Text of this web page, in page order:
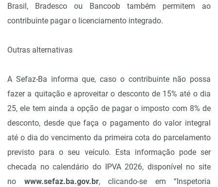
Brasil, Bradesco ou Bancoob também permitem ao
contribuinte pagar o licenciamento integrado.
Outras alternativas
A Sefaz-Ba informa que, caso o contribuinte não possa
fazer a quitação e aproveitar o desconto de 15% até o dia
25, ele tem ainda a opção de pagar o imposto com 8% de
desconto, desde que faça o pagamento do valor integral
até o dia do vencimento da primeira cota do parcelamento
previsto para o seu veículo. Esta informação pode ser
checada no calendário do IPVA 2026, disponível no site
no www.sefaz.ba.gov.br, clicando-se em “Inspetoria